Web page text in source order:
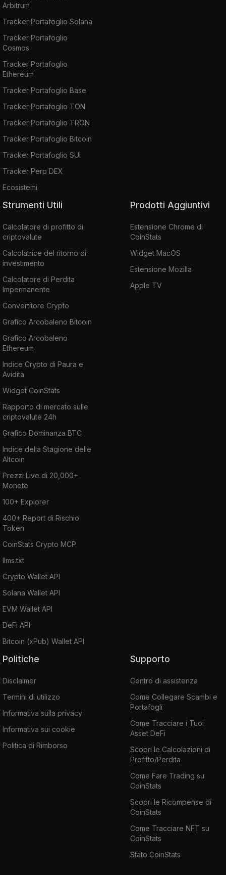
Arbitrum
Tracker Portafoglio Solana
Tracker Portafoglio
Cosmos
Tracker Portafoglio
Ethereum
Tracker Portafoglio Base
Tracker Portafoglio TON
Tracker Portafoglio TRON
Tracker Portafoglio Bitcoin
Tracker Portafoglio SUI
Tracker Perp DEX
Ecosistemi
Strumenti Utili
Calcolatore di profitto di
criptovalute
Calcolatrice del ritorno di
investimento
Calcolatore di Perdita
Impermanente
Convertitore Crypto
Grafico Arcobaleno Bitcoin
Grafico Arcobaleno
Ethereum
Indice Crypto di Paura e
Avidità
Widget CoinStats
Rapporto di mercato sulle
criptovalute 24h
Grafico Dominanza BTC
Indice della Stagione delle
Altcoin
Prezzi Live di 20,000+
Monete
100+ Explorer
400+ Report di Rischio
Token
CoinStats Crypto MCP
llms.txt
Crypto Wallet API
Solana Wallet API
EVM Wallet API
DeFi API
Bitcoin (xPub) Wallet API
Prodotti Aggiuntivi
Estensione Chrome di
CoinStats
Widget MacOS
Estensione Mozilla
Apple TV
Politiche
Disclaimer
Termini di utilizzo
Informativa sulla privacy
Informativa sui cookie
Politica di Rimborso
Supporto
Centro di assistenza
Come Collegare Scambi e
Portafogli
Come Tracciare i Tuoi
Asset DeFi
Scopri le Calcolazioni di
Profitto/Perdita
Come Fare Trading su
CoinStats
Scopri le Ricompense di
CoinStats
Come Tracciare NFT su
CoinStats
Stato CoinStats